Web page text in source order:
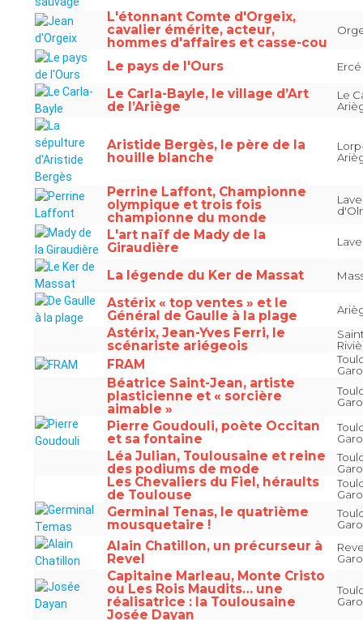
L'étonnant Comte d'Orgeix,
cavalier émérite, acteur,
hommes d'affaires et casse-cou
Le pays de l'Ours
Le Carla-Bayle, le village d’Art
de l’Ariège
Le
Aristide Bergès, le père de la
houille blanche
Perrine Laffont, Championne
olympique et trois fois
championne du monde
L'art naïf de Mady de la
Giraudière
La légende du Ker de Massat
Astérix « top ventes » et le
Général de Gaulle à la plage
Astérix, Jean-Yves Ferri, le
scénariste ariégeois
FRAM
Béatrice Saint-Jean, artiste
plasticienne et « sorcière
aimable »
Pierre Goudouli, poète Occitan
et sa fontaine
Léa Julian, Toulousaine et reine
des podiums de mode
Les Chevaliers du Fiel, héraults
de Toulouse
Germinal Tenas, le quatrième
mousquetaire !
Alain Chatillon, un précurseur à
Revel
Capitaine Marleau, Monte Cristo
ou Les Rois Maudits… une
réalisatrice : la Toulousaine
Josée Dayan